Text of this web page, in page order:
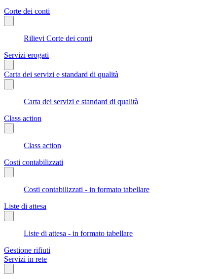
Corte dei conti
Rilievi Corte dei conti
Servizi erogati
Carta dei servizi e standard di qualità
Carta dei servizi e standard di qualità
Class action
Class action
Costi contabilizzati
Costi contabilizzati - in formato tabellare
Liste di attesa
Liste di attesa - in formato tabellare
Gestione rifiuti
Servizi in rete